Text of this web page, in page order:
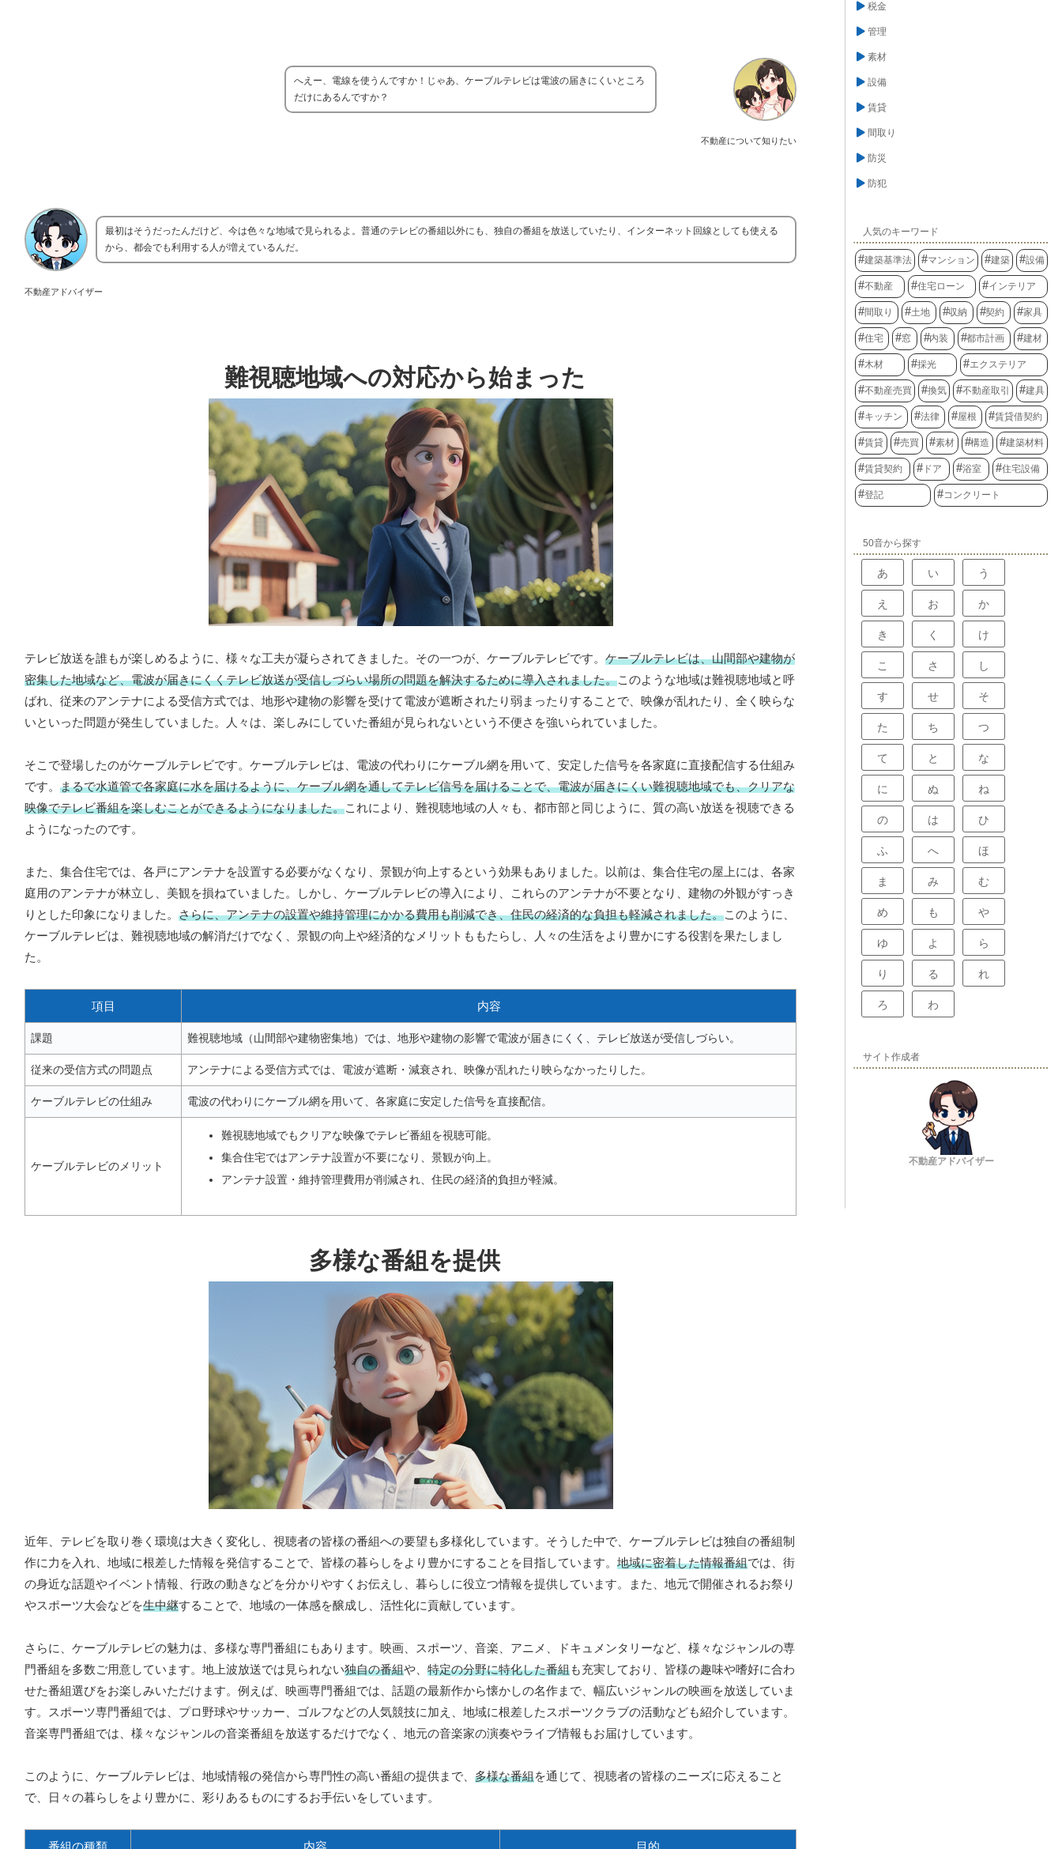
不動産について知りたい
へえー、電線を使うんですか！じゃあ、ケーブルテレビは電波の届きにくいところ
だけにあるんですか？
不動産アドバイザー
最初はそうだったんだけど、今は色々な地域で見られるよ。普通のテレビの番組以外にも、独自の番組を放送していたり、インターネット回線としても使える
から、都会でも利用する人が増えているんだ。
難視聴地域への対応から始まった
テレビ放送を誰もが楽しめるように、様々な工夫が凝らされてきました。その一つが、ケーブルテレビです。 ケーブルテレビは、山間部や建物が
密集した地域など、電波が届きにくくテレビ放送が受信しづらい場所の問題を解決するために導入されました。このような地域は難視聴地域と呼
ばれ、従来のアンテナによる受信方式では、地形や建物の影響を受けて電波が遮断されたり弱まったりすることで、映像が乱れたり、全く映らな
いといった問題が発生していました。人々は、楽しみにしていた番組が見られないという不便さを強いられていました。
そこで登場したのがケーブルテレビです。ケーブルテレビは、電波の代わりにケーブル網を用いて、安定した信号を各家庭に直接配信する仕組み
です。 まるで水道管で各家庭に水を届けるように、ケーブル網を通してテレビ信号を届けることで、電波が届きにくい難視聴地域でも、クリアな
映像でテレビ番組を楽しむことができるようになりました。これにより、難視聴地域の人々も、都市部と同じように、質の高い放送を視聴できる
ようになったのです。
また、集合住宅では、各戸にアンテナを設置する必要がなくなり、景観が向上するという効果もありました。以前は、集合住宅の屋上には、各家
庭用のアンテナが林立し、美観を損ねていました。しかし、ケーブルテレビの導入により、これらのアンテナが不要となり、建物の外観がすっき
りとした印象になりました。 さらに、アンテナの設置や維持管理にかかる費用も削減でき、住民の経済的な負担も軽減されました。このように、
ケーブルテレビは、難視聴地域の解消だけでなく、景観の向上や経済的なメリットももたらし、人々の生活をより豊かにする役割を果たしまし
た。
項目 内容
課題 難視聴地域（山間部や建物密集地）では、地形や建物の影響で電波が届きにくく、テレビ放送が受信しづらい。
従来の受信方式の問題点 アンテナによる受信方式では、電波が遮断・減衰され、映像が乱れたり映らなかったりした。
ケーブルテレビの仕組み 電波の代わりにケーブル網を用いて、各家庭に安定した信号を直接配信。
ケーブルテレビのメリット
難視聴地域でもクリアな映像でテレビ番組を視聴可能。
集合住宅ではアンテナ設置が不要になり、景観が向上。
アンテナ設置・維持管理費用が削減され、住民の経済的負担が軽減。
多様な番組を提供
近年、テレビを取り巻く環境は大きく変化し、視聴者の皆様の番組への要望も多様化しています。そうした中で、ケーブルテレビは独自の番組制
作に力を入れ、地域に根差した情報を発信することで、皆様の暮らしをより豊かにすることを目指しています。 地域に密着した情報番組では、街
の身近な話題やイベント情報、行政の動きなどを分かりやすくお伝えし、暮らしに役立つ情報を提供しています。また、地元で開催されるお祭り
やスポーツ大会などを生中継することで、地域の一体感を醸成し、活性化に貢献しています。
さらに、ケーブルテレビの魅力は、多様な専門番組にもあります。映画、スポーツ、音楽、アニメ、ドキュメンタリーなど、様々なジャンルの専
門番組を多数ご用意しています。地上波放送では見られない独自の番組や、 特定の分野に特化した番組も充実しており、皆様の趣味や嗜好に合わ
せた番組選びをお楽しみいただけます。例えば、映画専門番組では、話題の最新作から懐かしの名作まで、幅広いジャンルの映画を放送していま
す。スポーツ専門番組では、プロ野球やサッカー、ゴルフなどの人気競技に加え、地域に根差したスポーツクラブの活動なども紹介しています。
音楽専門番組では、様々なジャンルの音楽番組を放送するだけでなく、地元の音楽家の演奏やライブ情報もお届けしています。
このように、ケーブルテレビは、地域情報の発信から専門性の高い番組の提供まで、 多様な番組を通じて、視聴者の皆様のニーズに応えること
で、日々の暮らしをより豊かに、彩りあるものにするお手伝いをしています。
番組の種類 内容 目的
税金
管理
素材
設備
賃貸
間取り
防災
防犯
人気のキーワード
建築基準法 マンション 建築 設備
不動産 住宅ローン インテリア
間取り 土地 収納 契約 家具
住宅 窓 内装 都市計画 建材
木材 採光 エクステリア
不動産売買 換気 不動産取引 建具
キッチン 法律 屋根 賃貸借契約
賃貸 売買 素材 構造 建築材料
賃貸契約 ドア 浴室 住宅設備
登記 コンクリート
50音から探す
あ い う
え お か
き く け
こ さ し
す せ そ
た ち つ
て と な
に ぬ ね
の は ひ
ふ へ ほ
ま み む
め も や
ゆ よ ら
り る れ
ろ わ
サイト作成者
不動産アドバイザー